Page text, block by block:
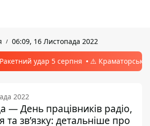
06:09, 16 Листопада 2022
удар 5 серпня ⚠️ Краматорськ,
2022
— День працівників радіо,
та зв’язку: детальніше про